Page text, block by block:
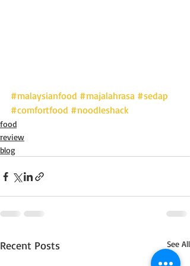
#malaysianfood #majalahrasa #sedap
#comfortfood #noodleshack
food
review
blog
Recent Posts See All